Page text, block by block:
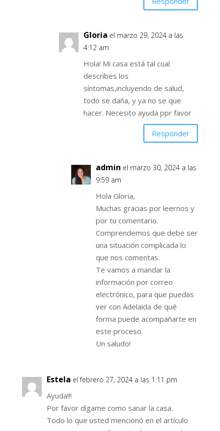
Gloria el marzo 29, 2024 a las
4:12 am
Hola! Mi casa está tal cual
describes los
síntomas,incluyendo de salud,
todo se daña, y ya no se que
hacer. Necesito ayuda ppr favor
Responder
admin el marzo 30, 2024 a las
9:59 am
Hola Gloria,
Muchas gracias por leernos y
por tu comentario.
Comprendemos que debe ser
una situación complicada lo
que nos comentas.
Te vamos a mandar la
información por correo
electrónico, para que puedas
ver con Adelaida de qué
forma puede acompañarte en
este proceso.
Un saludo!
Estela el febrero 27, 2024 a las 1:11 pm
Ayuda!!!
Por favor dígame como sanar la casa.
Todo lo que usted mencionó en el artículo